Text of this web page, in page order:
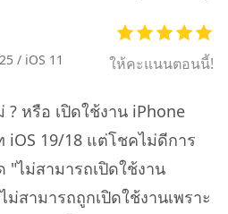
/ iOS 11 ให้คะแนนตอนนี้!
? หรือ เปิดใช้งาน iPhone
iOS 19/18 แต่โชคไม่ดีการ
"ไม่สามารถเปิดใช้งาน
สามารถถูกเปิดใช้งานเพราะ